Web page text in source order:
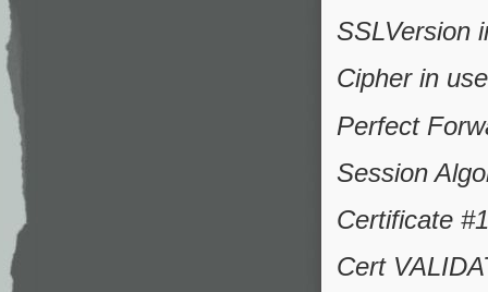
SSLVersion
Cipher in
Perfect
Session
Certificate
Cert